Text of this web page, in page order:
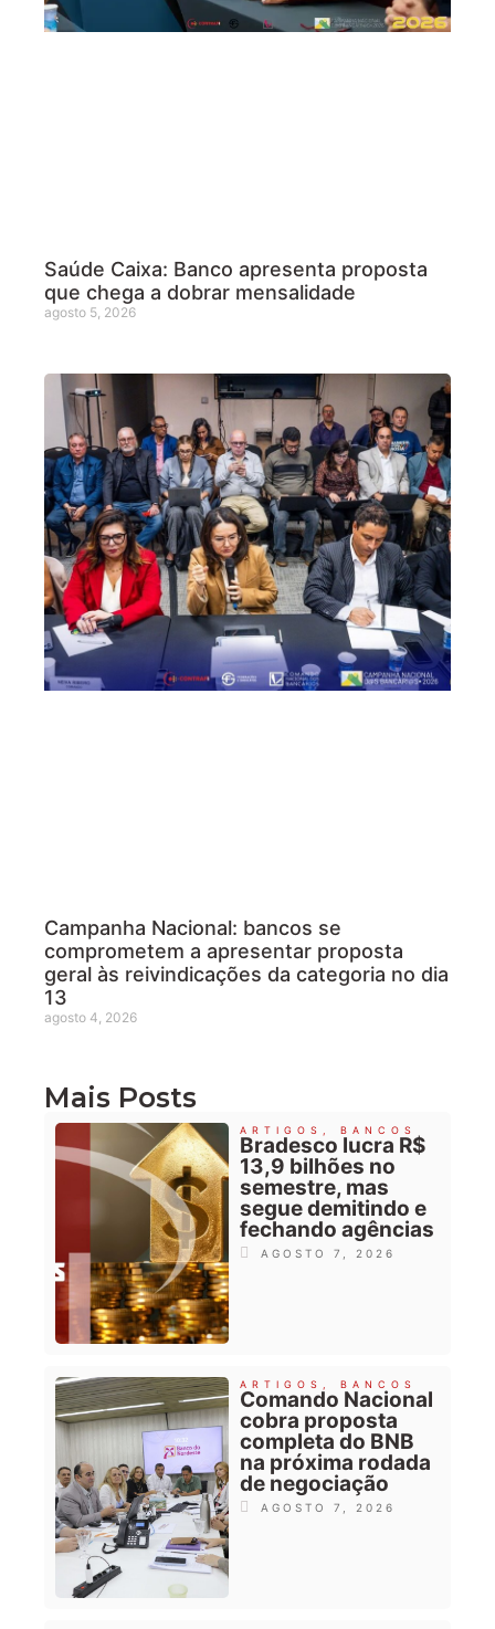
Saúde Caixa: Banco apresenta proposta
que chega a dobrar mensalidade
agosto 5, 2026
Campanha Nacional: bancos se
comprometem a apresentar proposta
geral às reivindicações da categoria no dia
13
agosto 4, 2026
Mais Posts
ARTIGOS BANCOS
Bradesco lucra R$
13,9 bilhões no
semestre, mas
segue demitindo e
fechando agências
AGOSTO 7, 2026
ARTIGOS BANCOS
Comando Nacional
cobra proposta
completa do BNB
na próxima rodada
de negociação
AGOSTO 7, 2026